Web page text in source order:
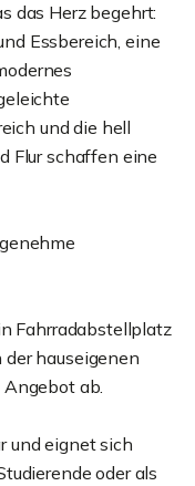
das Herz begehrt:
Essbereich, eine
und die hell
Flur schaffen eine
Fahrradabstellplatz
hauseigenen
ab.
und eignet sich
oder als